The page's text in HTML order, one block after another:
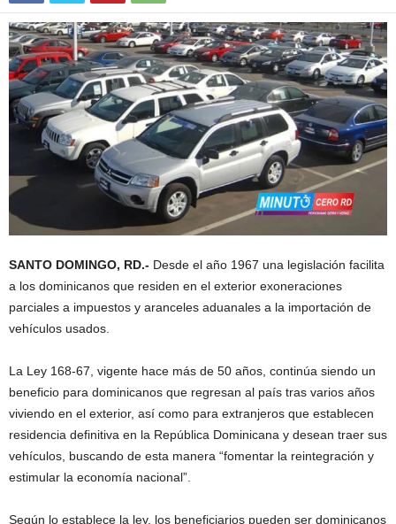
SANTO DOMINGO, RD.- Desde el año 1967 una legislación facilita
a los dominicanos que residen en el exterior exoneraciones
parciales a impuestos y aranceles aduanales a la importación de
vehículos usados.
La Ley 168-67, vigente hace más de 50 años, continúa siendo un
beneficio para dominicanos que regresan al país tras varios años
viviendo en el exterior, así como para extranjeros que establecen
residencia definitiva en la República Dominicana y desean traer sus
vehículos, buscando de esta manera “fomentar la reintegración y
estimular la economía nacional”.
Según lo establece la ley, los beneficiarios pueden ser dominicanos